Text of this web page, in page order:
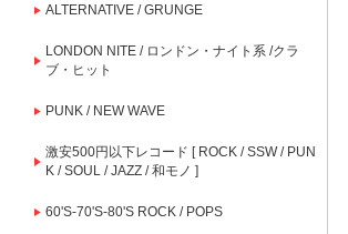
ALTERNATIVE / GRUNGE
LONDON NITE / ロンドン・ナイト系 /クラ
ブ・ヒット
PUNK / NEW WAVE
激安500円以下レコード [ ROCK / SSW / PUN
K / SOUL / JAZZ / 和モノ ]
60'S-70'S-80'S ROCK / POPS